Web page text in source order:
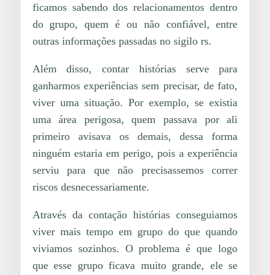
ficamos sabendo dos relacionamentos dentro
do grupo, quem é ou não confiável, entre
outras informações passadas no sigilo rs.
Além disso, contar histórias serve para
ganharmos experiências sem precisar, de fato,
viver uma situação. Por exemplo, se existia
uma área perigosa, quem passava por ali
primeiro avisava os demais, dessa forma
ninguém estaria em perigo, pois a experiência
serviu para que não precisassemos correr
riscos desnecessariamente.
Através da contação histórias conseguiamos
viver mais tempo em grupo do que quando
viviamos sozinhos. O problema é que logo
que esse grupo ficava muito grande, ele se